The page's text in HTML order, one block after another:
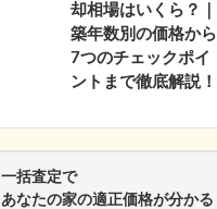
却相場はいくら？｜
築年数別の価格から
7つのチェックポイ
ントまで徹底解説！
一括査定で
あなたの家の適正価格が分かる